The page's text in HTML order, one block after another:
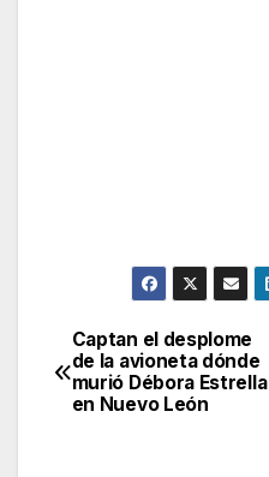
Post
navigation
Captan el desplome
de la avioneta dónde
murió Débora Estrella
en Nuevo León